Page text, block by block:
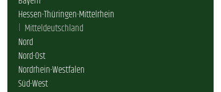
Hessen-Thüringen-Mittelrhein
Mitteldeutschland
Nord
Nord-Ost
Nordrhein-Westfalen
Süd-West